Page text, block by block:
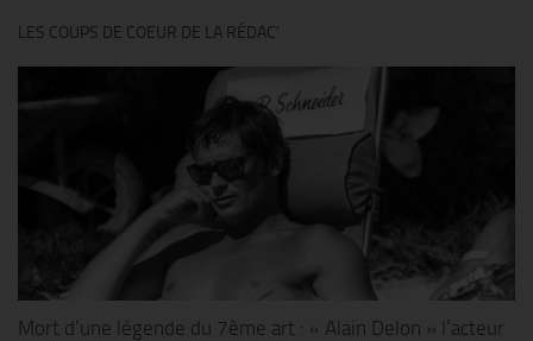
LES COUPS DE COEUR DE LA RÉDAC’
Mort d’une légende du 7ème art : « Alain Delon » l’acteur